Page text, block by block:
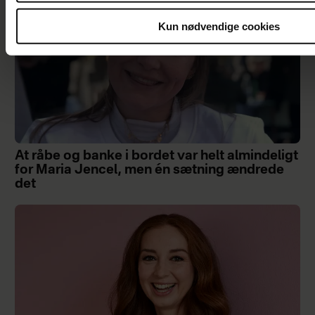
Kun nødvendige cookies
At råbe og banke i bordet var helt almindeligt
for Maria Jencel, men én sætning ændrede
det